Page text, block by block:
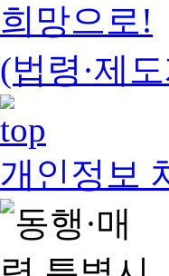
희망으로!
(법령·제
개인정보